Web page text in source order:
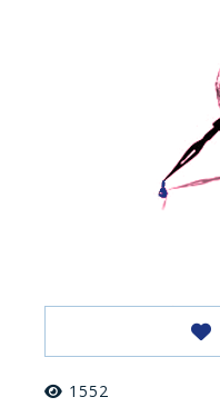
1552